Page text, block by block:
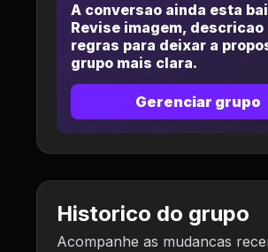
A conversao ainda esta
Revise imagem, descricao
regras para deixar a
grupo mais clara.
Gerenciar grupo
Historico do grupo
Acompanhe as mudancas